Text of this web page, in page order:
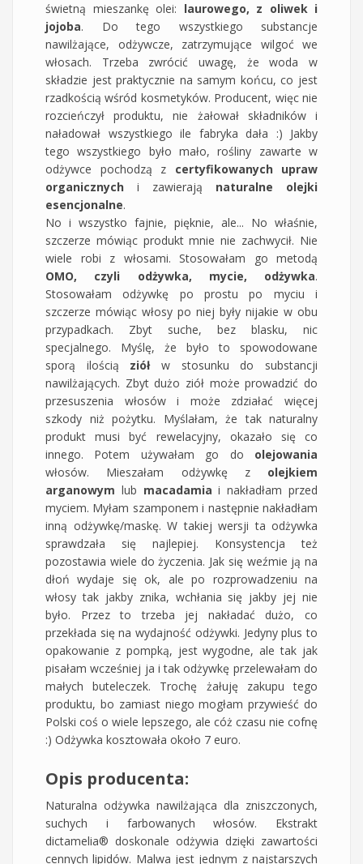
świetną mieszankę olei: laurowego, z oliwek i
jojoba. Do tego wszystkiego substancje
nawilżające, odżywcze, zatrzymujące wilgoć we
włosach. Trzeba zwrócić uwagę, że woda w
składzie jest praktycznie na samym końcu, co jest
rzadkością wśród kosmetyków. Producent, więc nie
rozcieńczył produktu, nie żałował składników i
naładował wszystkiego ile fabryka dała :) Jakby
tego wszystkiego było mało, rośliny zawarte w
odżywce pochodzą z certyfikowanych upraw
organicznych i zawierają naturalne olejki
esencjonalne.
No i wszystko fajnie, pięknie, ale... No właśnie,
szczerze mówiąc produkt mnie nie zachwycił. Nie
wiele robi z włosami. Stosowałam go metodą
OMO, czyli odżywka, mycie, odżywka.
Stosowałam odżywkę po prostu po myciu i
szczerze mówiąc włosy po niej były nijakie w obu
przypadkach. Zbyt suche, bez blasku, nic
specjalnego. Myślę, że było to spowodowane
sporą ilością ziółw stosunku do substancji
nawilżających. Zbyt dużo ziół może prowadzić do
przesuszenia włosów i może zdziałać więcej
szkody niż pożytku. Myślałam, że tak naturalny
produkt musi być rewelacyjny, okazało się co
innego. Potem używałam go do olejowania
włosów. Mieszałam odżywkę z olejkiem
arganowym lub macadamia i nakładłam przed
myciem. Myłam szamponem i następnie nakładłam
inną odżywkę/maskę. W takiej wersji ta odżywka
sprawdzała się najlepiej. Konsystencja też
pozostawia wiele do życzenia. Jak się weźmie ją na
dłoń wydaje się ok, ale po rozprowadzeniu na
włosy tak jakby znika, wchłania się jakby jej nie
było. Przez to trzeba jej nakładać dużo, co
przekłada się na wydajność odżywki. Jedyny plus to
opakowanie z pompką, jest wygodne, ale tak jak
pisałam wcześniej ja i tak odżywkę przelewałam do
małych buteleczek. Trochę żałuję zakupu tego
produktu, bo zamiast niego mogłam przywieść do
Polski coś o wiele lepszego, ale cóż czasu nie cofnę
:) Odżywka kosztowała około 7 euro.
Opis producenta:
Naturalna odżywka nawilżająca dla zniszczonych,
suchych i farbowanych włosów. Ekstrakt
dictamelia® doskonale odżywia dzięki zawartości
cennych lipidów. Malwa jest jednym z najstarszych